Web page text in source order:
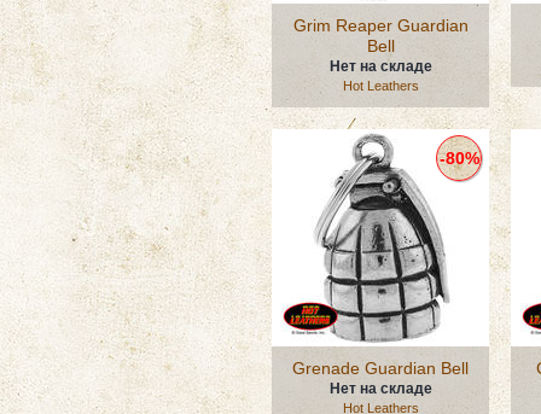
Grim Reaper Guardian
Bell
Нет на складе
Hot Leathers
Grenade Guardian Bell
Нет на складе
Hot Leathers
-80%